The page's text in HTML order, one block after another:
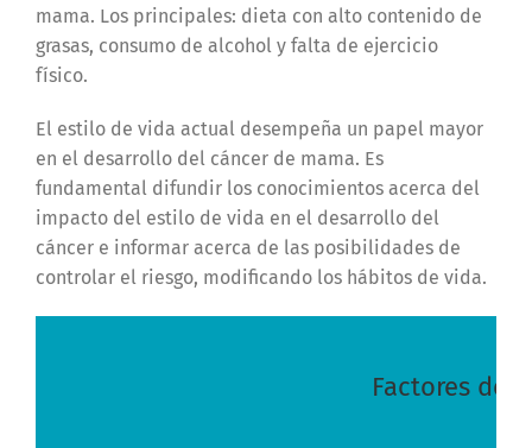
mama. Los principales: dieta con alto contenido de
grasas, consumo de alcohol y falta de ejercicio
físico.
El estilo de vida actual desempeña un papel mayor
en el desarrollo del cáncer de mama. Es
fundamental difundir los conocimientos acerca del
impacto del estilo de vida en el desarrollo del
cáncer e informar acerca de las posibilidades de
controlar el riesgo, modificando los hábitos de vida.
Factores de